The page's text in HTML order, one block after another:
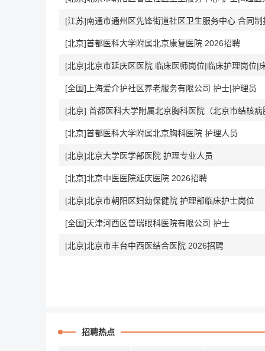
[江苏]南通市通州区先锋街道社区卫生服务中心 合同制
[北京]首都医科大学附属北京康复医院 2026招聘
[北京]北京市延庆区医院 临床医师岗位|临床护理岗位|
[全国]上海爱介护社区养老服务有限公司 护士|护理员
[北京] 首都医科大学附属北京胸科医院（北京市结核
[北京]首都医科大学附属北京胸科医院 护理人员
[北京]北京大学医学部医院 护理专业人员
[北京]北京中医医院延庆医院 2026招聘
[北京]北京市朝阳区妇幼保健院 护理部临床护士岗位
[全国]天津河西区普瑞眼科医院有限公司 护士
[北京]北京市丰台中西医结合医院 2026招聘
招聘热点